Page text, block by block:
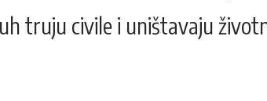
truju civile i uništavaju